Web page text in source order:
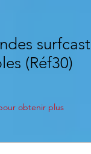
(Réf30)
obtenir plus